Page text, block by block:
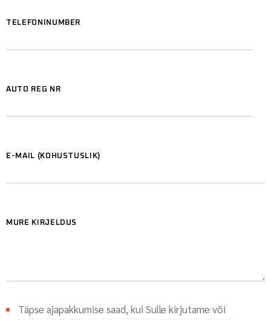
TELEFONINUMBER
AUTO REG NR
E-MAIL (KOHUSTUSLIK)
MURE KIRJELDUS
Täpse ajapakkumise saad, kui Sulle kirjutame või